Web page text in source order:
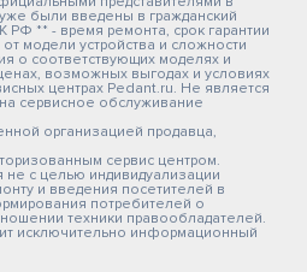
были введены в гражданский
РФ ** - время ремонта, срок гарантии
модели устройства и сложности
о соответствующих моделях и
возможных выгодах и условиях
центрах Pedant.ru. Не является
сервисное обслуживание
организацией продавца,
сервис центром.
с целью индивидуализации
и введения посетителей в
потребителей о
техники правообладателей.
исключительно информационный